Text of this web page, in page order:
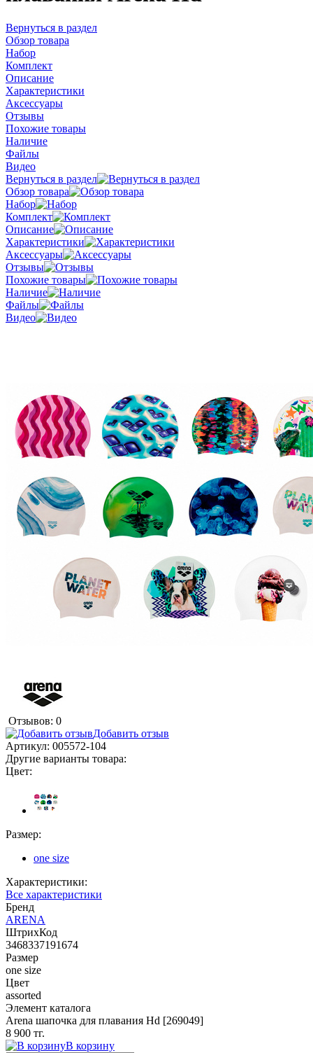
Вернуться в раздел
Обзор товара
Набор
Комплект
Описание
Характеристики
Аксессуары
Отзывы
Похожие товары
Наличие
Файлы
Видео
Вернуться в раздел
Обзор товара
Набор
Комплект
Описание
Характеристики
Аксессуары
Отзывы
Похожие товары
Наличие
Файлы
Видео
Отзывов: 0
Добавить отзыв
Артикул: 005572-104
Другие варианты товара:
Цвет:
Размер:
one size
Характеристики:
Все характеристики
Бренд
ARENA
ШтрихКод
3468337191674
Размер
one size
Цвет
assorted
Элемент каталога
Arena шапочка для плавания Hd [269049]
8 900 тг.
В корзину